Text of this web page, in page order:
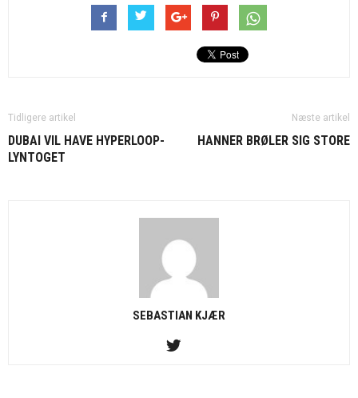
Tidligere artikel
DUBAI VIL HAVE HYPERLOOP-
LYNTOGET
Næste artikel
HANNER BRØLER SIG STORE
SEBASTIAN KJÆR